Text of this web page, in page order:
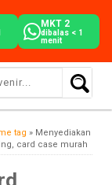
MKT 2
dibalas < 1
menit
tag » Menyediakan
card case murah